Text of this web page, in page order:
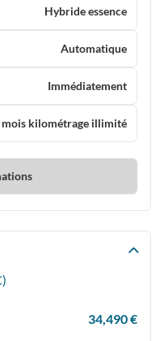
Hybride essence
Automatique
Immédiatement
mois kilométrage illimité
)
34,490 €